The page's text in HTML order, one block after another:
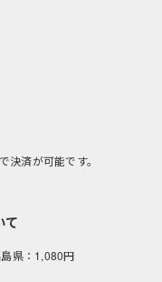
済が可能です。
て
県：1,080円